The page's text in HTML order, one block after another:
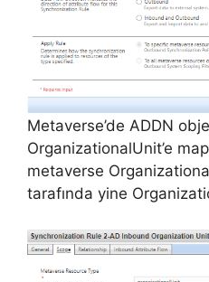
Metaverse’de ADDN
OrganizationalUnit’e
metaverse
tarafında yine